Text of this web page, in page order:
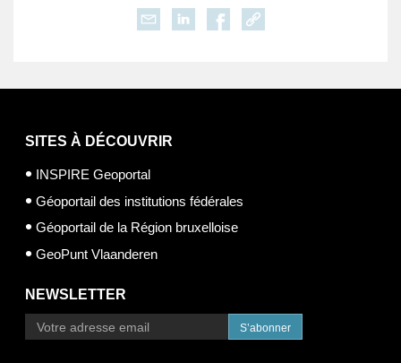
SITES À DÉCOUVRIR
INSPIRE Geoportal
Géoportail des institutions fédérales
Géoportail de la Région bruxelloise
GeoPunt Vlaanderen
NEWSLETTER
S’abonner